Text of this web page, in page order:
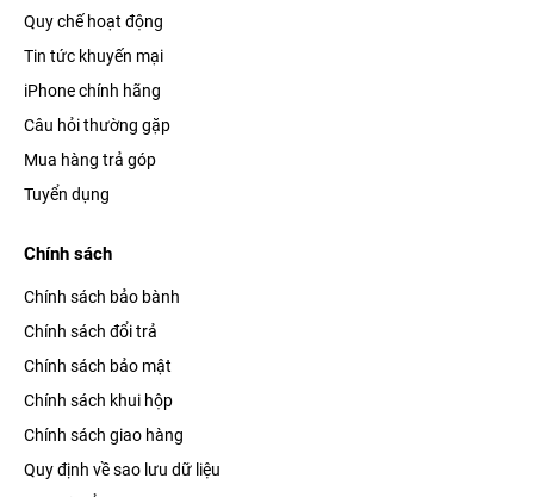
Quy chế hoạt động
Tin tức khuyến mại
iPhone chính hãng
Câu hỏi thường gặp
Mua hàng trả góp
Tuyển dụng
Chính sách
Chính sách bảo bành
Chính sách đổi trả
Chính sách bảo mật
Chính sách khui hộp
Chính sách giao hàng
Quy định về sao lưu dữ liệu